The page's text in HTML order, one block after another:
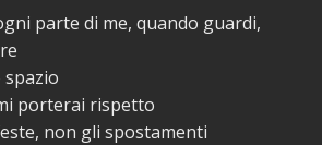
parte di me, quando guardi,
porterai rispetto
non gli spostamenti